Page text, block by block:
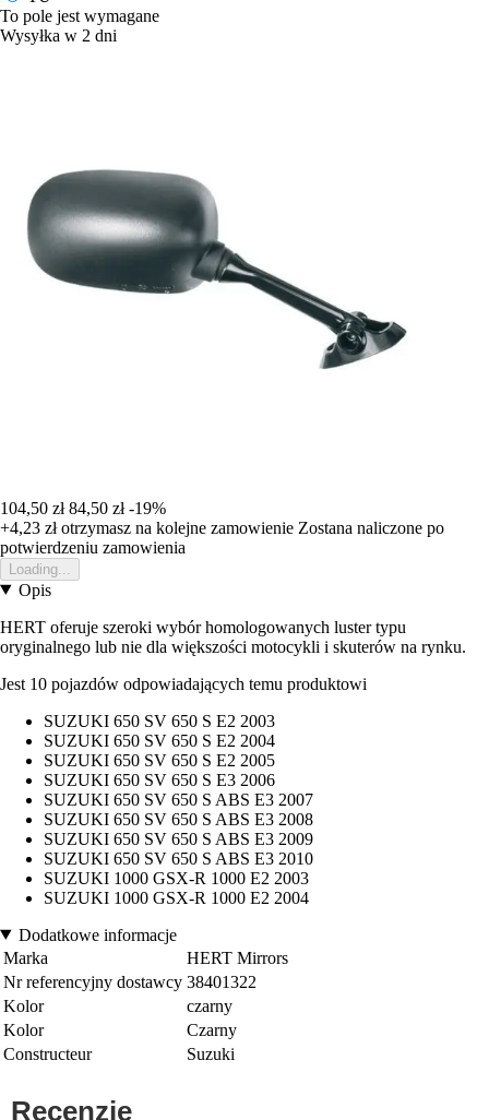
To pole jest wymagane
Wysyłka w 2 dni
104,50 zł 84,50 zł -19%
+4,23 złotrzymasz na kolejne zamowienie Zostana naliczone po
potwierdzeniu zamowienia
Loading...
Opis
HERT oferuje szeroki wybór homologowanych luster typu
oryginalnego lub nie dla większości motocykli i skuterów na rynku.
Jest 10 pojazdów odpowiadających temu produktowi
SUZUKI 650 SV 650 S E2 2003
SUZUKI 650 SV 650 S E2 2004
SUZUKI 650 SV 650 S E2 2005
SUZUKI 650 SV 650 S E3 2006
SUZUKI 650 SV 650 S ABS E3 2007
SUZUKI 650 SV 650 S ABS E3 2008
SUZUKI 650 SV 650 S ABS E3 2009
SUZUKI 650 SV 650 S ABS E3 2010
SUZUKI 1000 GSX-R 1000 E2 2003
SUZUKI 1000 GSX-R 1000 E2 2004
Dodatkowe informacje
Marka
HERT Mirrors
Nr referencyjny dostawcy 38401322
Kolor
czarny
Kolor
Czarny
Constructeur
Suzuki